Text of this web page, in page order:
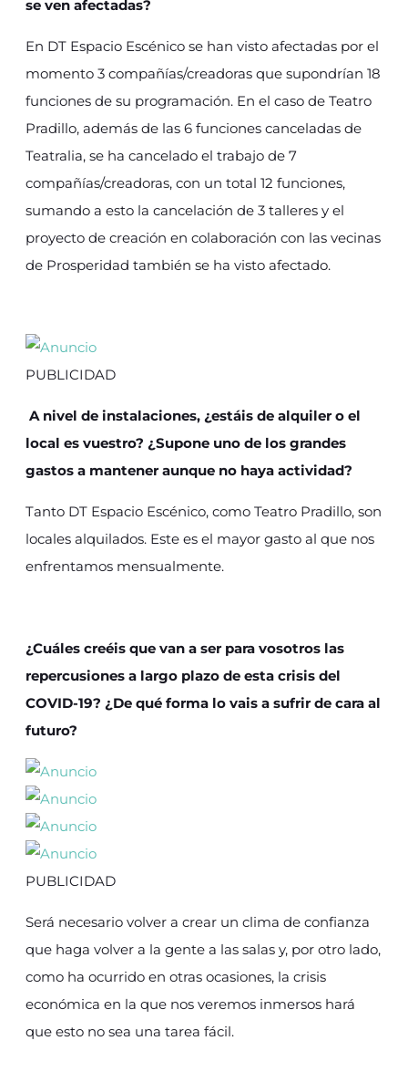
se ven afectadas?
En DT Espacio Escénico se han visto afectadas por el
momento 3 compañías/creadoras que supondrían 18
funciones de su programación. En el caso de Teatro
Pradillo, además de las 6 funciones canceladas de
Teatralia, se ha cancelado el trabajo de 7
compañías/creadoras, con un total 12 funciones,
sumando a esto la cancelación de 3 talleres y el
proyecto de creación en colaboración con las vecinas
de Prosperidad también se ha visto afectado.
PUBLICIDAD
A nivel de instalaciones, ¿estáis de alquiler o el
local es vuestro? ¿Supone uno de los grandes
gastos a mantener aunque no haya actividad?
Tanto DT Espacio Escénico, como Teatro Pradillo, son
locales alquilados. Este es el mayor gasto al que nos
enfrentamos mensualmente.
¿Cuáles creéis que van a ser para vosotros las
repercusiones a largo plazo de esta crisis del
COVID-19? ¿De qué forma lo vais a sufrir de cara al
futuro?
PUBLICIDAD
Será necesario volver a crear un clima de confianza
que haga volver a la gente a las salas y, por otro lado,
como ha ocurrido en otras ocasiones, la crisis
económica en la que nos veremos inmersos hará
que esto no sea una tarea fácil.